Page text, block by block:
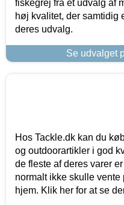
fiskegrej fra et udvalg af
høj kvalitet, der samtidig
deres udvalg.
Se udvalget
Hos Tackle.dk kan du
og outdoorartikler i god
de fleste af deres varer
normalt ikke skulle
hjem. Klik her for at se